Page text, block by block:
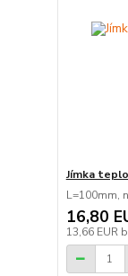
Jímka
L=100mm,
16,80
13,66 EUR